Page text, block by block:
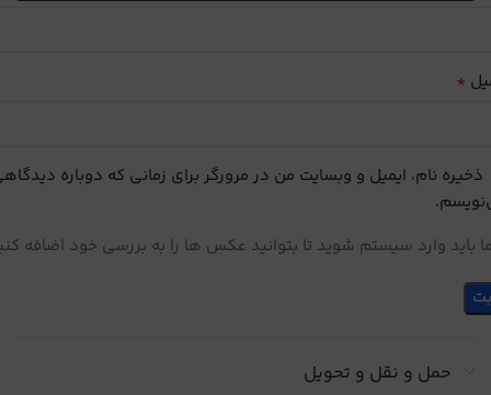
*
ذخیره نام، ایمیل و وبسایت من در مرورگر برای زمانی که دوباره
باید وارد سیستم شوید تا بتوانید عکس ها را به بررسی خود اضافه
حمل و نقل و تحویل